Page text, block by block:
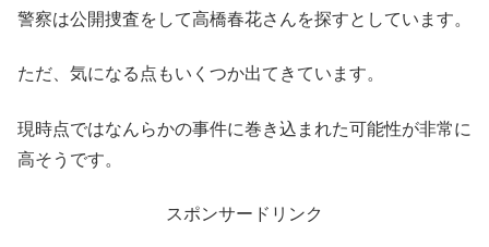
警察は公開捜査をして高橋春花さんを探すとしています。
ただ、気になる点もいくつか出てきています。
現時点ではなんらかの事件に巻き込まれた可能性が非常に
高そうです。
スポンサードリンク